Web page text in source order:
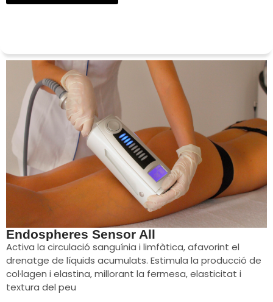
Endospheres Sensor All
Activa la circulació sanguínia i limfàtica, afavorint el
drenatge de líquids acumulats. Estimula la producció de
col·lagen i elastina, millorant la fermesa, elasticitat i
textura del peu